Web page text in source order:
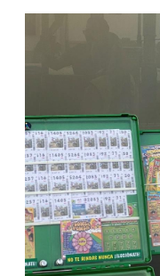
Sánchez
Ilunion, que ha
hasta en doce
misma visión del
busca de su